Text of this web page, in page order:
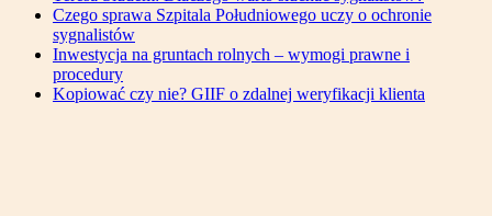
Czego sprawa Szpitala Południowego uczy o ochronie
sygnalistów
Inwestycja na gruntach rolnych – wymogi prawne i
procedury
Kopiować czy nie? GIIF o zdalnej weryfikacji klienta